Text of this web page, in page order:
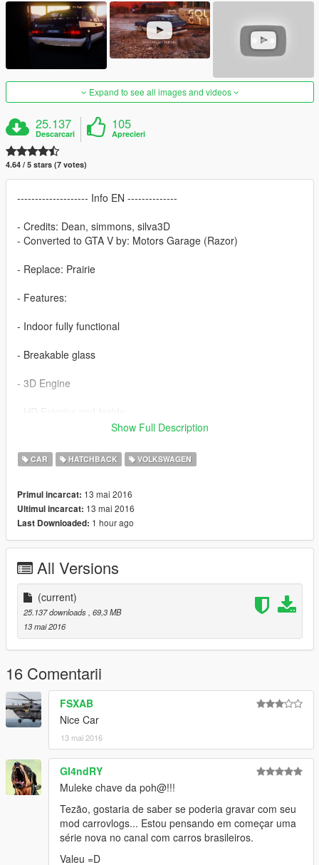
Expand to see all images and videos
25.137
Descarcari
105
Aprecieri
4.64 / 5 stars (7 votes)
-------------------- Info EN --------------
- Credits: Dean, simmons, silva3D
- Converted to GTA V by: Motors Garage (Razor)
- Replace: Prairie
- Features:
- Indoor fully functional
- Breakable glass
- 3D Engine
Use the OpenIV to replace the files: Grand Theft Auto
-----------------------------------------------
You want me to say something? Send Mail on the page, when
if you want more mods like this, keep the credits, and the
original download link!
I ask very politely to respect the work of others.
--------------------------------------------------------------
Sorry for my English.
-------------------- Info PT-BR --------------
- Créditos: Dean, simmons, silva3D
- Convertida por: Motors Garage (Razor)
- Substitui: Prairie
- O mod possui:
- Vidros quebráveis
- Motor em 3D
Show Full Description
CAR HATCHBACK VOLKSWAGEN
Primul incarcat: 13 mai 2016
Ultimul incarcat: 13 mai 2016
Last Downloaded: 1 hour ago
All Versions
(current)
25.137 downloads , 69,3 MB
13 mai 2016
16 Comentarii
FSXAB
Nice Car
13 mai 2016
GI4ndRY
Muleke chave da poh@!!!
Tezão, gostaria de saber se poderia gravar com seu
mod carrovlogs... Estou pensando em começar uma
série nova no canal com carros brasileiros.
Valeu =D